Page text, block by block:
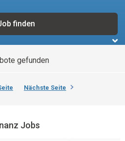
gefunden
Nächste Seite
Jobs